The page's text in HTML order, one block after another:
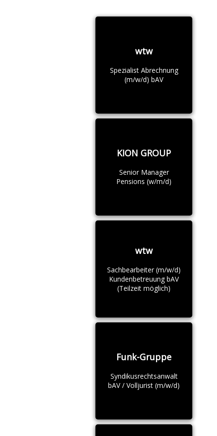
wtw
Spezialist Abrechnung
(m/w/d) bAV
KION GROUP
Senior Manager
Pensions (w/m/d)
wtw
Sachbearbeiter (m/w/d)
Kundenbetreuung bAV
(Teilzeit möglich)
Funk-Gruppe
Syndikusrechtsanwalt
bAV / Volljurist (m/w/d)